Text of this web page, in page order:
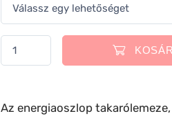
Az energiaoszlop